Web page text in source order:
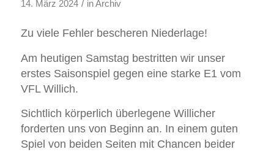
14. März 2024 / inArchiv
Zu viele Fehler bescheren Niederlage!
Am heutigen Samstag bestritten wir unser
erstes Saisonspiel gegen eine starke E1 vom
VFL Willich.
Sichtlich körperlich überlegene Willicher
forderten uns von Beginn an. In einem guten
Spiel von beiden Seiten mit Chancen beider